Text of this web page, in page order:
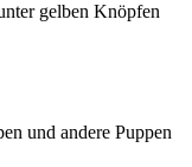
gelben Knöpfen
und andere Puppen